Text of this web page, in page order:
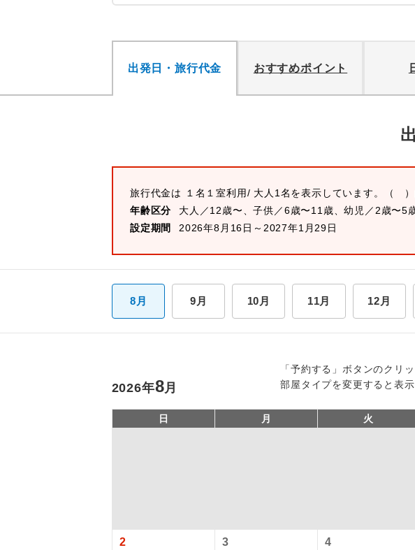
出発日・旅行代金 おすすめポイント
旅行代金は １名１室利用/ 大人1名を表示しています。
（ ）
年齢区分
大人／12歳〜、子供／6歳〜11歳、幼児／2歳〜5
設定期間
2026年8月16日～2027年1月29日
8月 9月 10月 11月 12月
「予約する」ボタンのクリ
部屋タイプを変更すると表
2026年8月
日 月 火
2 3 4